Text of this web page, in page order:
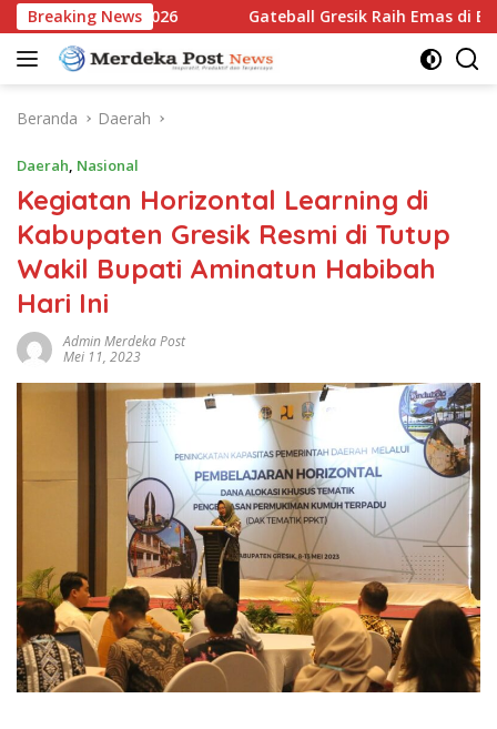
Langsung
ke
konten
Breaking News
Open 2026 Gateball Gresik Raih Emas di East Java
Beranda Daerah
Daerah, Nasional
Kegiatan Horizontal Learning di
Kabupaten Gresik Resmi di Tutup
Wakil Bupati Aminatun Habibah
Hari Ini
Admin Merdeka Post
Mei 11, 2023